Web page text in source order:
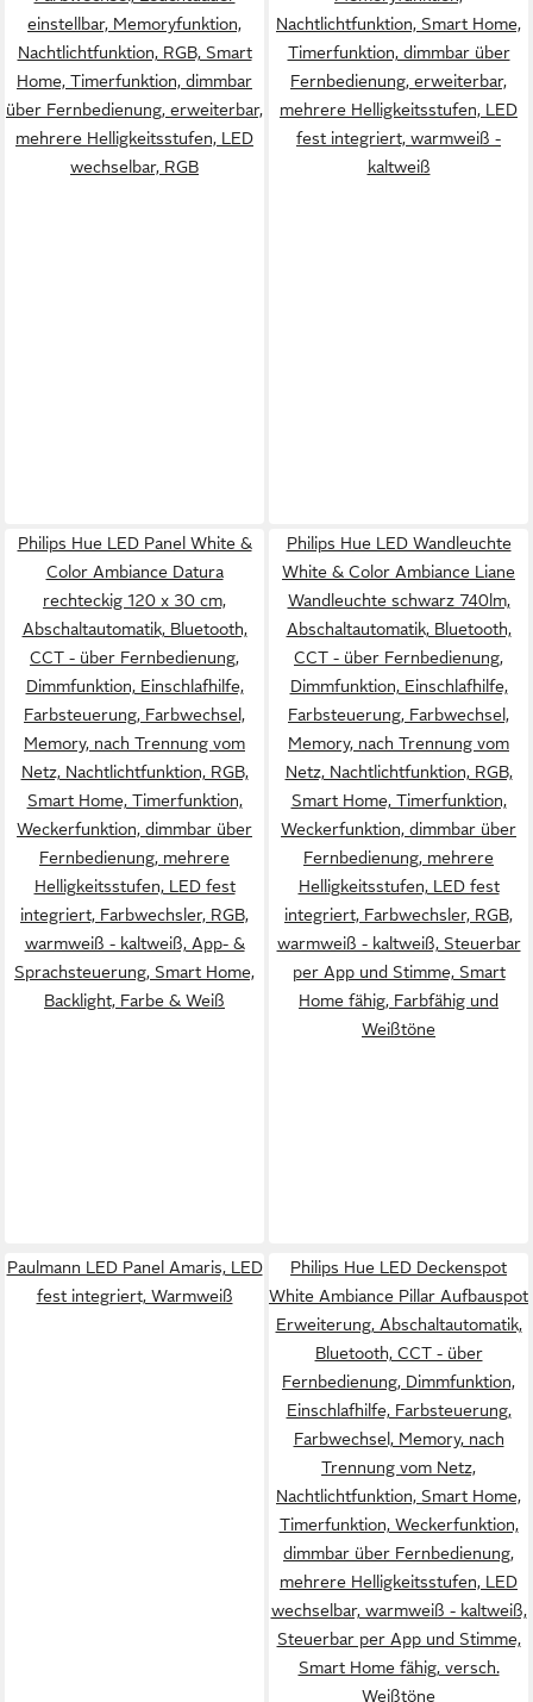
einstellbar, Memoryfunktion,
Nachtlichtfunktion, RGB, Smart
Home, Timerfunktion, dimmbar
über Fernbedienung, erweiterbar,
mehrere Helligkeitsstufen, LED
wechselbar, RGB
Nachtlichtfunktion, Smart Home,
Timerfunktion, dimmbar über
Fernbedienung, erweiterbar,
mehrere Helligkeitsstufen, LED
fest integriert, warmweiß -
kaltweiß
Philips Hue LED Panel White &
Color Ambiance Datura
rechteckig 120 x 30 cm,
Abschaltautomatik, Bluetooth,
CCT - über Fernbedienung,
Dimmfunktion, Einschlafhilfe,
Farbsteuerung, Farbwechsel,
Memory, nach Trennung vom
Netz, Nachtlichtfunktion, RGB,
Smart Home, Timerfunktion,
Weckerfunktion, dimmbar über
Fernbedienung, mehrere
Helligkeitsstufen, LED fest
integriert, Farbwechsler, RGB,
warmweiß - kaltweiß, App- &
Sprachsteuerung, Smart Home,
Backlight, Farbe & Weiß
Philips Hue LED Wandleuchte
White & Color Ambiance Liane
Wandleuchte schwarz 740lm,
Abschaltautomatik, Bluetooth,
CCT - über Fernbedienung,
Dimmfunktion, Einschlafhilfe,
Farbsteuerung, Farbwechsel,
Memory, nach Trennung vom
Netz, Nachtlichtfunktion, RGB,
Smart Home, Timerfunktion,
Weckerfunktion, dimmbar über
Fernbedienung, mehrere
Helligkeitsstufen, LED fest
integriert, Farbwechsler, RGB,
warmweiß - kaltweiß, Steuerbar
per App und Stimme, Smart
Home fähig, Farbfähig und
Weißtöne
Paulmann LED Panel Amaris, LED
fest integriert, Warmweiß
Philips Hue LED Deckenspot
White Ambiance Pillar Aufbauspot
Erweiterung, Abschaltautomatik,
Bluetooth, CCT - über
Fernbedienung, Dimmfunktion,
Einschlafhilfe, Farbsteuerung,
Farbwechsel, Memory, nach
Trennung vom Netz,
Nachtlichtfunktion, Smart Home,
Timerfunktion, Weckerfunktion,
dimmbar über Fernbedienung,
mehrere Helligkeitsstufen, LED
wechselbar, warmweiß - kaltweiß,
Steuerbar per App und Stimme,
Smart Home fähig, versch.
Weißtöne